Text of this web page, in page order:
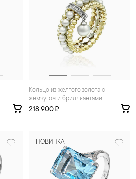
Кольцо из желтого золота с
жемчугом и бриллиантами
218 900 ₽
НОВИНКА